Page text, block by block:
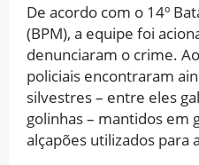
De acordo com o 14º
(BPM), a equipe foi
denunciaram o crime.
policiais encontraram
silvestres – entre eles
golinhas – mantidos em
alçapões utilizados para